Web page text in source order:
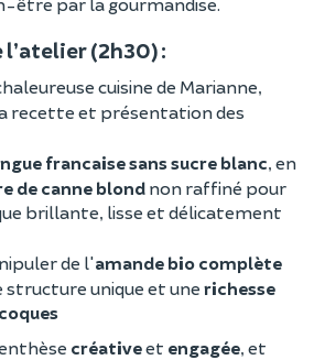
(2h30) :
cuisine de Marianne,
recette et présentation des
francaise sans sucre blanc, en
de canne blond non raffiné pour
brillante, lisse et délicatement
de l'amande bio complète
structure unique et une richesse
créativeet engagée, et